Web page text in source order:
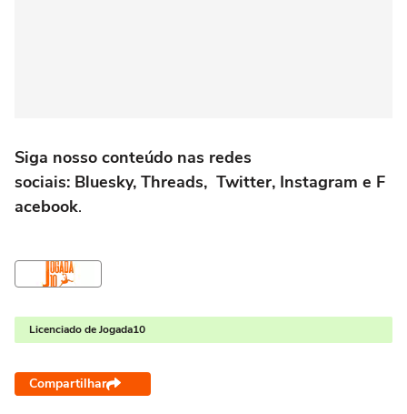
Siga nosso conteúdo nas redes
sociais: Bluesky, Threads, Twitter, Instagram e F
acebook.
Licenciado de Jogada10
Compartilhar